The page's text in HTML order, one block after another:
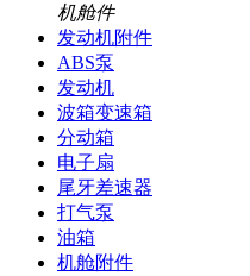
机舱件
发动机附件
ABS泵
发动机
波箱变速箱
分动箱
电子扇
尾牙差速器
打气泵
油箱
机舱附件